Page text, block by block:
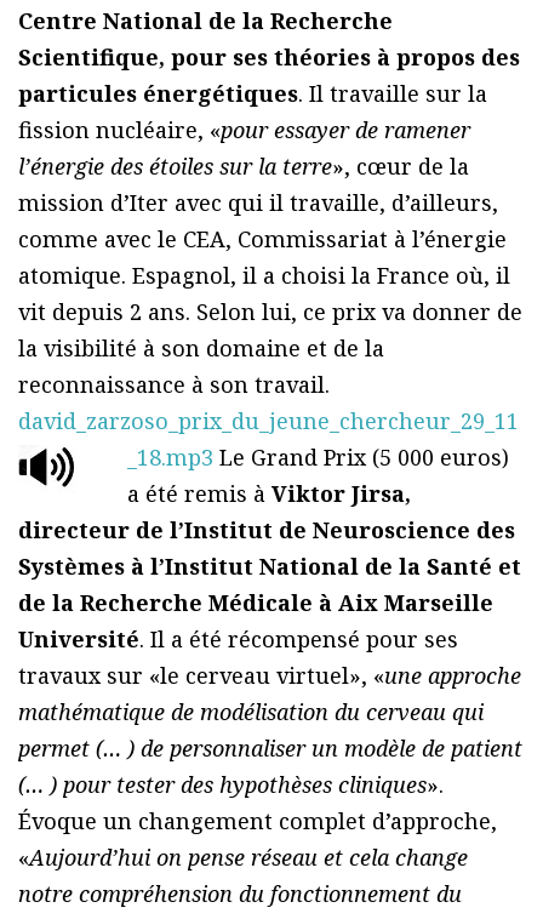
Centre National de la Recherche
Scientifique, pour ses théories à propos des
particules énergétiques. Il travaille sur la
fission nucléaire, «pour essayer de ramener
l’énergie des étoiles sur la terre», cœur de la
mission d’Iter avec qui il travaille, d’ailleurs,
comme avec le CEA, Commissariat à l’énergie
atomique. Espagnol, il a choisi la France où, il
vit depuis 2 ans. Selon lui, ce prix va donner de
la visibilité à son domaine et de la
reconnaissance à son travail.
david_zarzoso_prix_du_jeune_chercheur_29_11
_18.mp3 Le Grand Prix (5 000 euros)
a été remis à Viktor Jirsa,
directeur de l’Institut de Neuroscience des
Systèmes à l’Institut National de la Santé et
de la Recherche Médicale à Aix Marseille
Université. Il a été récompensé pour ses
travaux sur «le cerveau virtuel», «une approche
mathématique de modélisation du cerveau qui
permet (… ) de personnaliser un modèle de patient
(… ) pour tester des hypothèses cliniques».
Évoque un changement complet d’approche,
«Aujourd’hui on pense réseau et cela change
notre compréhension du fonctionnement du